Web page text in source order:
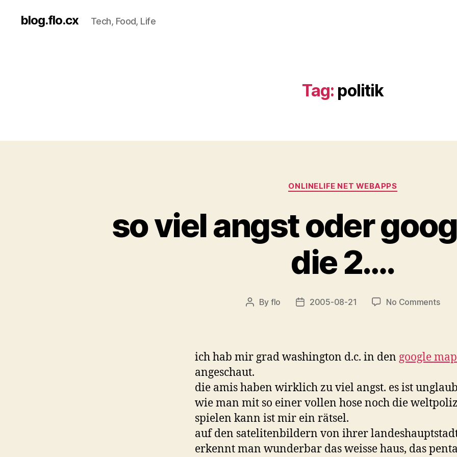
blog.flo.cx Tech, Food, Life
Tag: politik
Categories
ONLINELIFE NET WEBAPPS
so viel angst oder
die 2….
Post
By flo
Post2005-08-21 No Commentson
die
2….
ich hab mir grad washington d.c. in den google
angeschaut.
die amis haben wirklich zu viel angst. es ist
wie man mit so einer vollen hose noch die
spielen kann ist mir ein rätsel.
auf den satelitenbildern von ihrer
erkennt man wunderbar das weisse haus, das